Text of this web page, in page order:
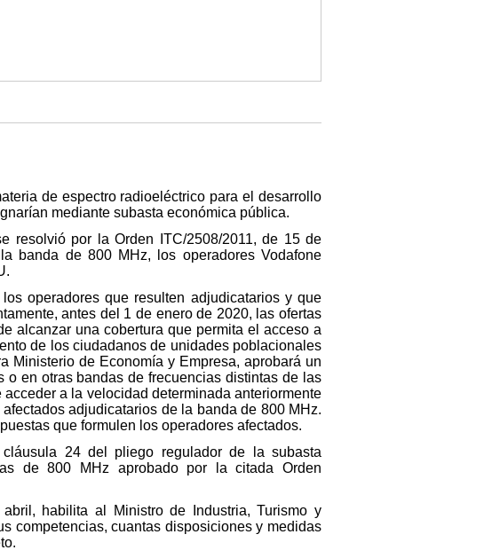
de espectro radioeléctrico para el desarrollo
mediante subasta económica pública.
resolvió por la Orden ITC/2508/2011, de 15 de
banda de 800 MHz, los operadores Vodafone
operadores que resulten adjudicatarios y que
antes del 1 de enero de 2020, las ofertas
alcanzar una cobertura que permita el acceso a
de los ciudadanos de unidades poblacionales
Ministerio de Economía y Empresa, aprobará un
en otras bandas de frecuencias distintas de las
a la velocidad determinada anteriormente
adjudicatarios de la banda de 800 MHz.
que formulen los operadores afectados.
24 del pliego regulador de la subasta
de 800 MHz aprobado por la citada Orden
habilita al Ministro de Industria, Turismo y
competencias, cuantas disposiciones y medidas